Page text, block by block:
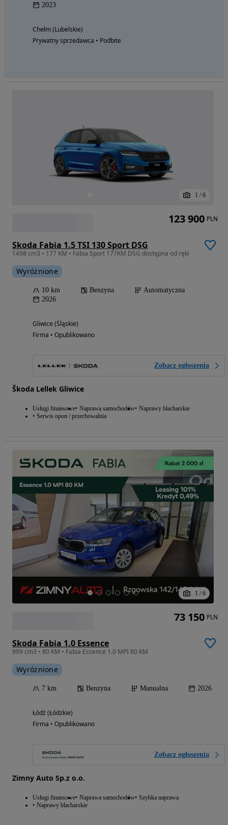
2023
Chełm (Lubelskie)
Prywatny sprzedawca • Podbite
1 / 6
Skoda Fabia 1.5 TSI 130 Sport DSG
1498 cm3 • 177 KM • Fabia Sport 177KM DSG dostępna od ręki
Wyróżnione
10 km Benzyna
Automatyczna
2026
Gliwice (Śląskie)
Firma • Opublikowano
Zobacz ogłoszenia
Škoda Lellek Gliwice
Usługi finansowe Naprawa samochodów Naprawy blacharskie
Serwis opon / przechowalnia
123 900 PLN
1 / 6
Skoda Fabia 1.0 Essence
999 cm3 • 80 KM • Fabia Essence 1.0 MPI 80 KM
Wyróżnione
7 km Benzyna Manualna 2026
Łódź (Łódzkie)
Firma • Opublikowano
Zobacz ogłoszenia
Zimny Auto Sp.z o.o.
Usługi finansowe Naprawa samochodów Szybka naprawa
Naprawy blacharskie
73 150 PLN